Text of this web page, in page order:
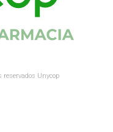
reservados Unycop